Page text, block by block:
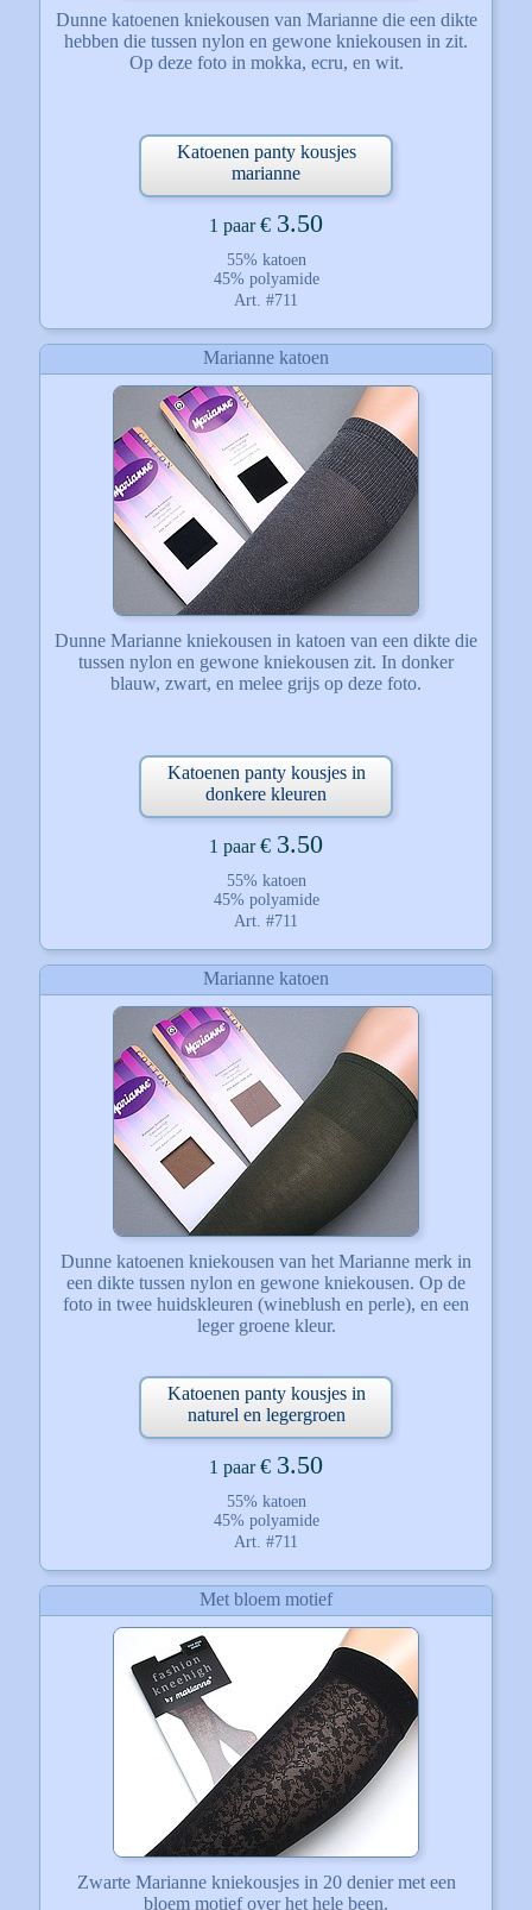
Dunne katoenen kniekousen van Marianne die een dikte
hebben die tussen nylon en gewone kniekousen in zit.
Op deze foto in mokka, ecru, en wit.
Art. #711
1 paar€ 3.50
55% katoen
45% polyamide
Katoenen panty kousjes
marianne
Marianne katoen
Dunne Marianne kniekousen in katoen van een dikte die
tussen nylon en gewone kniekousen zit. In donker
blauw, zwart, en melee grijs op deze foto.
Art. #711
1 paar€ 3.50
55% katoen
45% polyamide
Katoenen panty kousjes in
donkere kleuren
Marianne katoen
Dunne katoenen kniekousen van het Marianne merk in
een dikte tussen nylon en gewone kniekousen. Op de
foto in twee huidskleuren (wineblush en perle), en een
leger groene kleur.
Art. #711
1 paar€ 3.50
55% katoen
45% polyamide
Katoenen panty kousjes in
naturel en legergroen
Met bloem motief
Zwarte Marianne kniekousjes in 20 denier met een
bloem motief over het hele been.